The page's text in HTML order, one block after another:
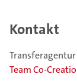
Kontakt
Team Co-